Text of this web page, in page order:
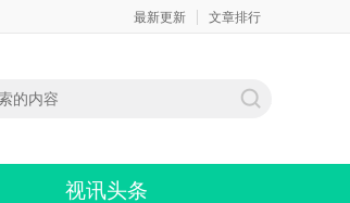
最新更新 文章排行
视讯头条